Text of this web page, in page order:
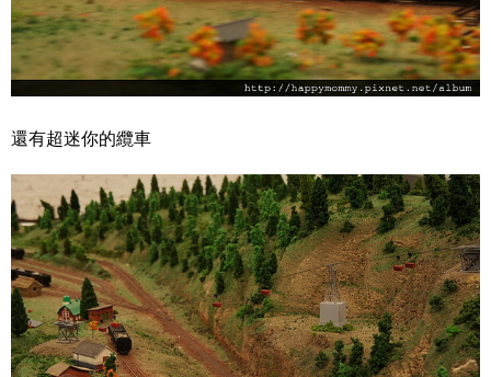
還有超迷你的纜車